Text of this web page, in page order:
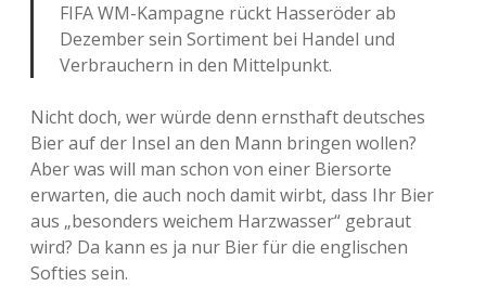
FIFA WM-Kampagne rückt Hasseröder ab
Dezember sein Sortiment bei Handel und
Verbrauchern in den Mittelpunkt.
Nicht doch, wer würde denn ernsthaft deutsches
Bier auf der Insel an den Mann bringen wollen?
Aber was will man schon von einer Biersorte
erwarten, die auch noch damit wirbt, dass Ihr Bier
aus „besonders weichem Harzwasser“ gebraut
wird? Da kann es ja nur Bier für die englischen
Softies sein.